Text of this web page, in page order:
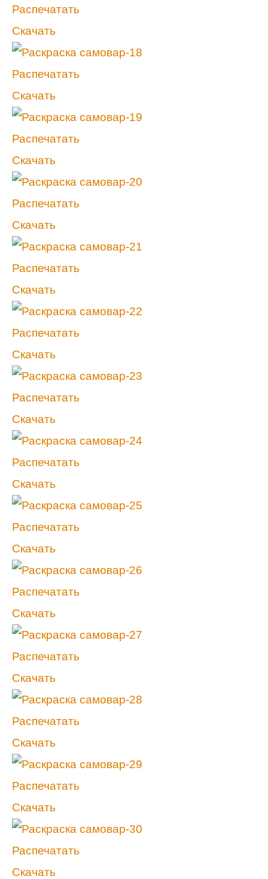
Распечатать
Скачать
Распечатать
Скачать
Распечатать
Скачать
Распечатать
Скачать
Распечатать
Скачать
Распечатать
Скачать
Распечатать
Скачать
Распечатать
Скачать
Распечатать
Скачать
Распечатать
Скачать
Распечатать
Скачать
Распечатать
Скачать
Распечатать
Скачать
Распечатать
Скачать